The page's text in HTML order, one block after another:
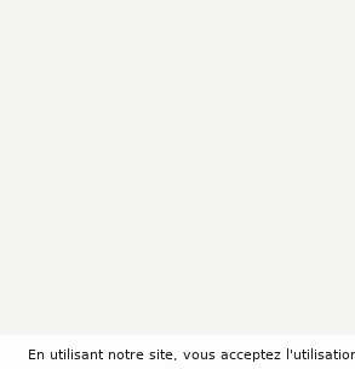
En utilisant notre site, vous acceptez